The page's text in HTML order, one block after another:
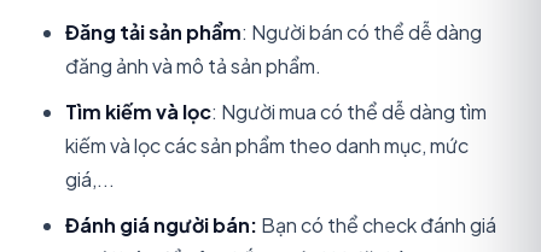
Đăng tải sản phẩm: Người bán có thể dễ dàng
đăng ảnh và mô tả sản phẩm.
Tìm kiếm và lọc: Người mua có thể dễ dàng tìm
kiếm và lọc các sản phẩm theo danh mục, mức
giá,...
Đánh giá người bán: Bạn có thể check đánh giá